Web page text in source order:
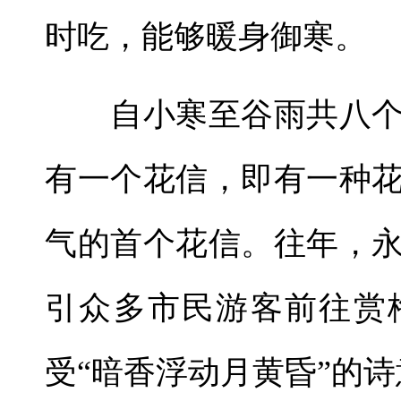
时吃，能够暖身御寒。
自小寒至谷雨共八个
有一个花信，即有一种
气的首个花信。往年，
引众多市民游客前往
受“暗香浮动月黄昏”的